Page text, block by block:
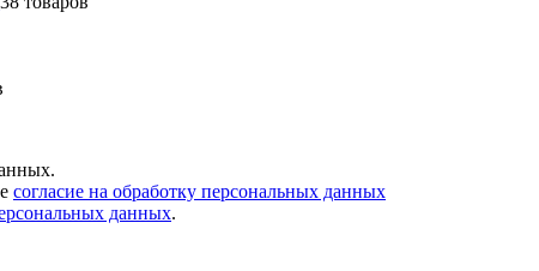
согласие на обработку персональных данных
данных.